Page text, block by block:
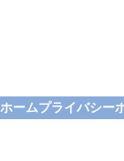
ホームプライバシー